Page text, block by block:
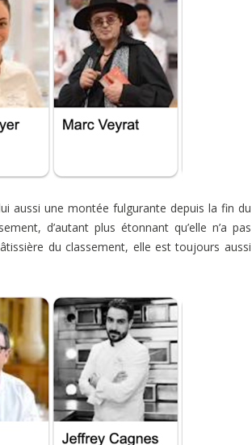
aussi une montée fulgurante depuis la fin du
d’autant plus étonnant qu’elle n’a pas
du classement, elle est toujours aussi